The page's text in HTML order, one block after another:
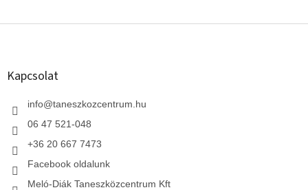
L
Kapcsolat
info@taneszkozcentrum.hu
06 47 521-048
+36 20 667 7473
Facebook oldalunk
Meló-Diák Taneszközcentrum Kft